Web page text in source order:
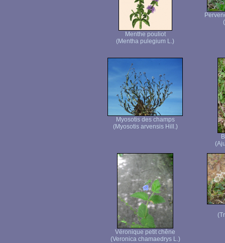
Menthe pouliot
(Mentha pulegium L.)
Myosotis des champs
(Myosotis arvensis Hill.)
Véronique petit chêne
(Veronica chamaedrys L.)